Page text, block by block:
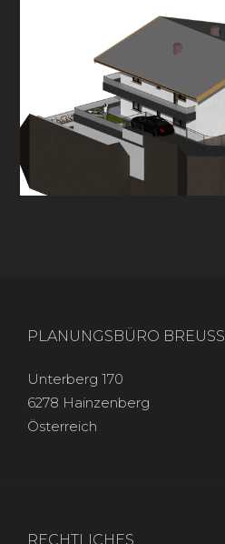
PLANUNGSBÜRO BREUSS
Unterberg 170
6278 Hainzenberg
Österreich
RECHTLICHES